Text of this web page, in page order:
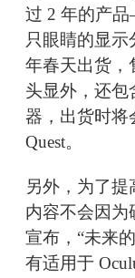
过 2 年的产
只眼睛的显示
年春天出货，
头显外，还包
器，出货时将
Quest。
另外，为了
内容不会因为
宣布，“未来
有适用于